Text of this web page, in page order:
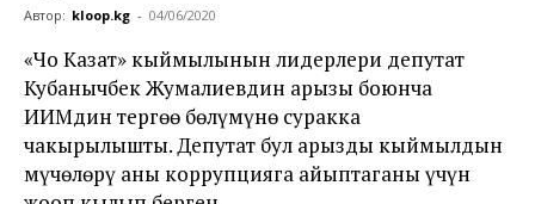
Автор: kloop.kg - 04/06/2020
«Чоң Казат» кыймылынын лидерлери депутат
Кубанычбек Жумалиевдин арызы боюнча
ИИМдин тергөө бөлүмүнө суракка
чакырылышты. Депутат бул арызды кыймылдын
мүчөлөрү аны коррупцияга айыптаганы үчүн